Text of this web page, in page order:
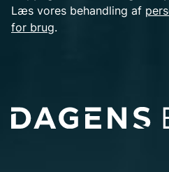
Læs vores behandling af
for brug.